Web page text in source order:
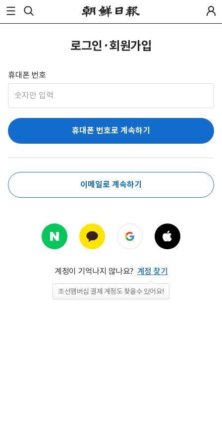
로그인·회원가입
휴대폰 번호
휴대폰 번호로 계속하기
이메일로 계속하기
계정이 기억나지 않나요? 계정 찾기
조선멤버십 결제 계정도 찾을수 있어요!